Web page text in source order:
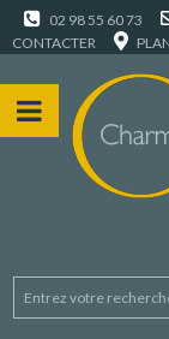
02 98 55 60 73
CONTACTER